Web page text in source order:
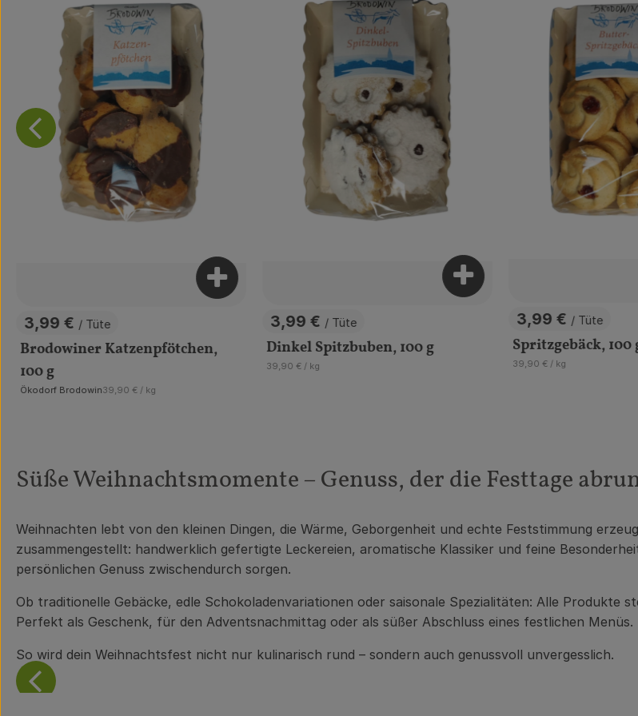
zum Warenkorb hinzufügen
, Preis:
3,99 € / Tüte
Brodowiner Katzenpfötchen,
100 g
, Herkunft:
Ökodorf Brodowin, Referenzpreis:
39,90 € / kg
Produkt zum Warenkorb hinzufügen
, Preis:
3,99 € / Tüte
Dinkel Spitzbuben, 100 g
, Referenzpreis:
39,90 € / kg
Produkt zum Warenkorb
, Preis:
3,99 € / Tüte
Spritzgebäck, 100
, Referenzpreis:
39,90 € / kg
Süße Weihnachtsmomente – Genuss, der die Festtage
Weihnachten lebt von den kleinen Dingen, die Wärme, Geborgenheit und echte Feststimmung
zusammengestellt: handwerklich gefertigte Leckereien, aromatische Klassiker und feine
persönlichen Genuss zwischendurch sorgen.
Ob traditionelle Gebäcke, edle Schokoladenvariationen oder saisonale Spezialitäten: Alle Produkte
Perfekt als Geschenk, für den Adventsnachmittag oder als süßer Abschluss eines festlichen Menüs.
So wird dein Weihnachtsfest nicht nur kulinarisch rund – sondern auch genussvoll unvergesslich.